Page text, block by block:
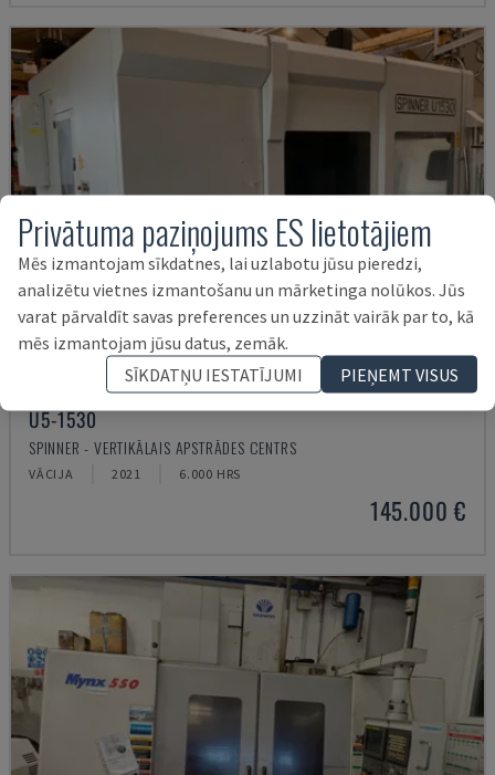
U5-1530
SPINNER - VERTIKĀLAIS APSTRĀDES CENTRS
VĀCIJA 2021 6.000 HRS
145.000 €
Privātuma paziņojums ES lietotājiem
Mēs izmantojam sīkdatnes, lai uzlabotu jūsu pieredzi,
analizētu vietnes izmantošanu un mārketinga nolūkos. Jūs
varat pārvaldīt savas preferences un uzzināt vairāk par to, kā
mēs izmantojam jūsu datus, zemāk.
SĪKDATŅU IESTATĪJUMI
PIEŅEMT VISUS